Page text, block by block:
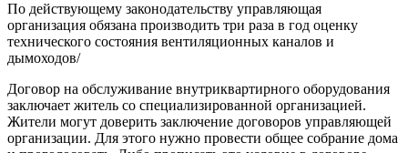
По действующему законодательству управляющая
организация обязана производить три раза в год оценку
технического состояния вентиляционных каналов и
дымоходов/
Договор на обслуживание внутриквартирного оборудования
заключает житель со специализированной организацией.
Жители могут доверить заключение договоров управляющей
организации. Для этого нужно провести общее собрание дома